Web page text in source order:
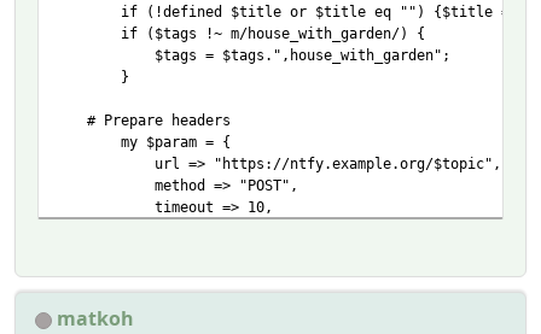
if (!defined $title or $title eq "") {$title =
if ($tags !~ m/house_with_garden/) {
$tags = $tags.",house_with_garden";
}
# Prepare headers
my $param = {
url => "https://ntfy.example.org/$topic",
method => "POST",
timeout => 10,
};
matkoh